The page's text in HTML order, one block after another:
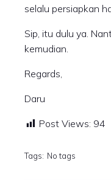
selalu persiapkan
Sip, itu dulu ya.
kemudian.
Regards,
Daru
Post Views: 94
Tags: No tags